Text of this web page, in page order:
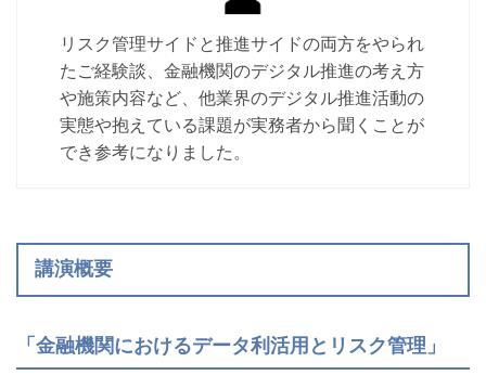
リスク管理サイドと推進サイドの両方をやられ
たご経験談、金融機関のデジタル推進の考え方
や施策内容など、他業界のデジタル推進活動の
実態や抱えている課題が実務者から聞くことが
でき参考になりました。
講演概要
「金融機関におけるデータ利活用とリスク管理」